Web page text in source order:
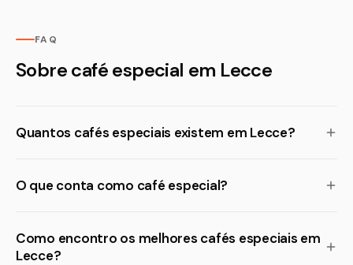
FAQ
Sobre café especial em Lecce
Quantos cafés especiais existem em Lecce?
O que conta como café especial?
Como encontro os melhores cafés especiais em
Lecce?